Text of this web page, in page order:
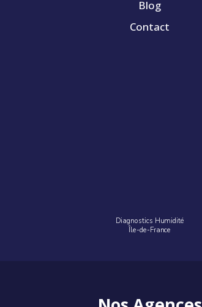
Blog
Contact
Diagnostics Humidité
Île-de-France